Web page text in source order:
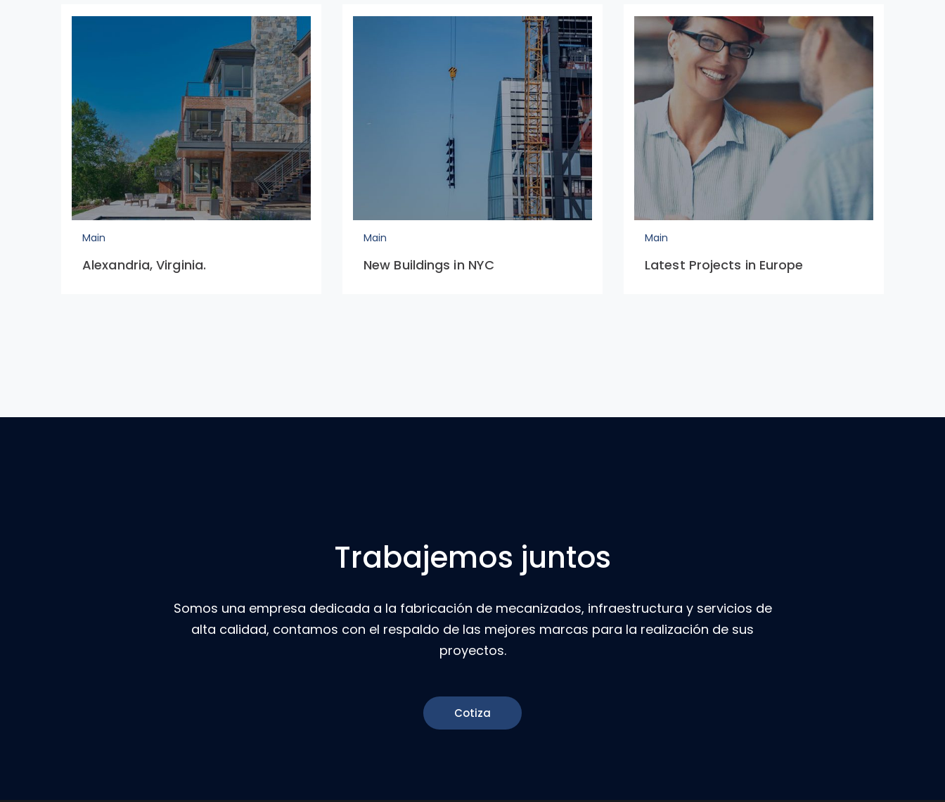
Main
Alexandria, Virginia.
Main
New Buildings in NYC
Main
Latest Projects in Europe
Trabajemos juntos
Somos una empresa dedicada a la fabricación de mecanizados, infraestructura y servicios de
alta calidad, contamos con el respaldo de las mejores marcas para la realización de sus
proyectos.
Cotiza